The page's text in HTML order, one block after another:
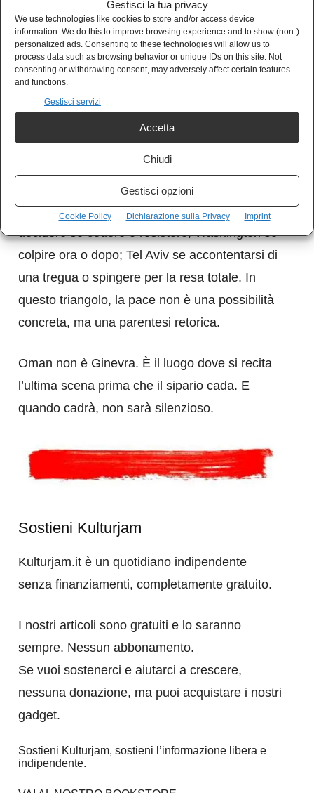
Gestisci la tua privacy
We use technologies like cookies to store and/or access device
information. We do this to improve browsing experience and to show (non-)
personalized ads. Consenting to these technologies will allow us to
process data such as browsing behavior or unique IDs on this site. Not
consenting or withdrawing consent, may adversely affect certain features
and functions.
Gestisci servizi
Accetta
Chiudi
Gestisci opzioni
Cookie Policy Dichiarazione sulla Privacy Imprint
compromesso parziale, molti analisti restano
scettici. Michael Singh, ex funzionario del
Consiglio per la Sicurezza nazionale, ha
dichiarato che un nuovo ciclo di attacchi
statunitensi, forse congiunti a quelli israeliani,
resta l’esito più probabile. Non perché la
diplomazia fallisca, ma perché non è mai stata
Alla fine, la scelta è tripartita: Teheran deve
decidere se cedere o resistere; Washington se
colpire ora o dopo; Tel Aviv se accontentarsi di
una tregua o spingere per la resa totale. In
questo triangolo, la pace non è una possibilità
concreta, ma una parentesi retorica.
Oman non è Ginevra. È il luogo dove si recita
l’ultima scena prima che il sipario cada. E
quando cadrà, non sarà silenzioso.
Sostieni Kulturjam
Kulturjam.it è un quotidiano indipendente
senza finanziamenti, completamente gratuito.
I nostri articoli sono gratuiti e lo saranno
sempre. Nessun abbonamento.
Se vuoi sostenerci e aiutarci a crescere,
nessuna donazione, ma puoi acquistare i nostri
gadget.
Sostieni Kulturjam, sostieni l’informazione libera e
indipendente.